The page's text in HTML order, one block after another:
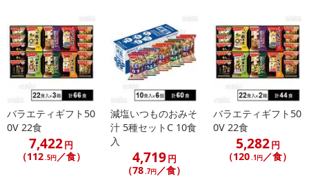
【旨だし なめこのおみそ汁(合わせ)】
バラエティギフト50
0V 22食
7,422円
（112.5円／食）
減塩いつものおみそ
汁 5種セットC 10食
入
4,719円
（78.7円／食）
バラエティギフト50
0V 22食
5,282円
（120.1円／食）